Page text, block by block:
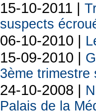
15-10-2011 |
suspects
06-10-2010 |
15-09-2010 |
3ème trimestre
24-10-2008 |
Palais de la